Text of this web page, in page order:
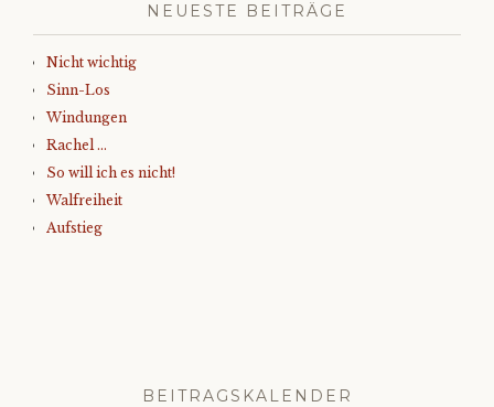
NEUESTE BEITRÄGE
Nicht wichtig
Sinn-Los
Windungen
Rachel …
So will ich es nicht!
Walfreiheit
Aufstieg
BEITRAGSKALENDER